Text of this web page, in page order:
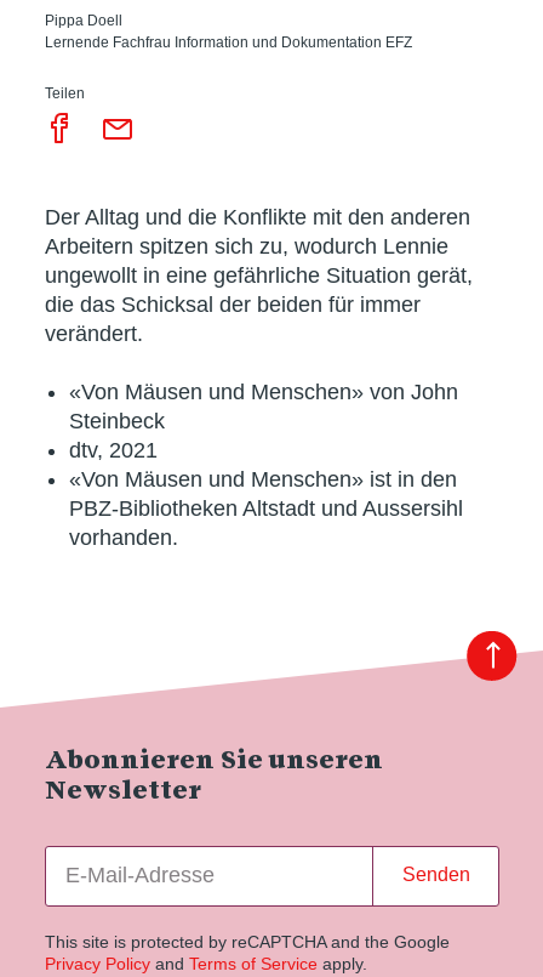
Pippa Doell
Lernende Fachfrau Information und Dokumentation EFZ
Teilen
Der Alltag und die Konflikte mit den anderen
Arbeitern spitzen sich zu, wodurch Lennie
ungewollt in eine gefährliche Situation gerät,
die das Schicksal der beiden für immer
verändert.
«Von Mäusen und Menschen» von John
Steinbeck
dtv, 2021
«Von Mäusen und Menschen» ist in den
PBZ-Bibliotheken Altstadt und Aussersihl
vorhanden.
Abonnieren Sie unseren
Newsletter
Senden
This site is protected by reCAPTCHA and the Google
Privacy Policyand Terms of Service apply.